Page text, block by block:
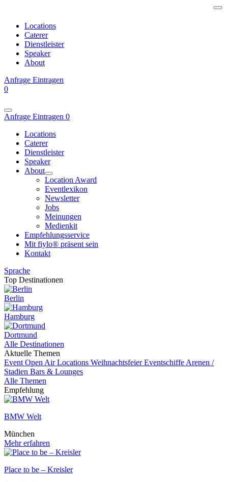
Locations
Caterer
Dienstleister
Speaker
About
Anfrage Eintragen
0
Anfrage Eintragen 0
Locations
Caterer
Dienstleister
Speaker
About
Location Award
Eventlexikon
Newsletter
Jobs
Meinungen
Medienkit
Empfehlungsservice
Mit fiylo® präsent sein
Kontakt
Sprache
Top Destinationen
Berlin
Hamburg
Dortmund
Alle Destinationen
Aktuelle Themen
Event Open Air Locations WeihnachtsfeierEventschiffe Arenen /
Stadien Bars & Lounges
Alle Themen
Empfehlung
BMW Welt
München
Mehr erfahren
Place to be – Kreisler